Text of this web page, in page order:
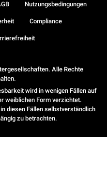
Alle Rechte
wird in wenigen Fällen auf
weiblichen Form verzichtet.
diesen Fällen selbstverständlich
zu betrachten.
Nutzungsbedingungen
Compliance